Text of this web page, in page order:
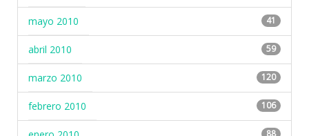
mayo 2010 41
abril 2010 59
marzo 2010 120
febrero 2010 106
88